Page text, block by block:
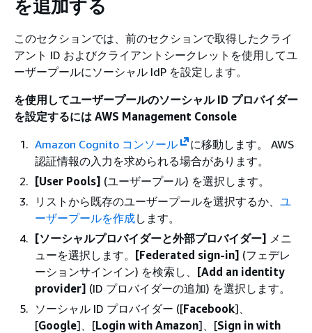
を追加する
このセクションでは、前のセクションで取得したクライ
アント ID およびクライアントシークレットを使用してユ
ーザープールにソーシャル IdP を設定します。
を使用してユーザープールのソーシャル ID プロバイダー
を設定するには AWS Management Console
Amazon Cognito コンソール
に移動します。 AWS
認証情報の入力を求められる場合があります。
[User Pools] (ユーザープール) を選択します。
リストから既存のユーザープールを選択するか、 ユ
ーザープールを作成します。
[ソーシャルプロバイダーと外部プロバイダー] メニ
ューを選択します。
[Federated sign-in] (フェデレ
ーションサインイン) を検索し、
[Add an identity
provider] (ID プロバイダーの追加) を選択します。
ソーシャル ID プロバイダー ([Facebook]、
[Google]、[Login with Amazon]、[Sign in with